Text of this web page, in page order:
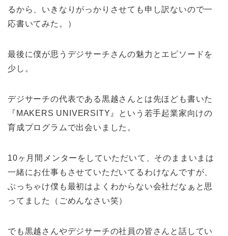
るから、いきなりがっかりさせても申し訳ないので一
応書いてみた。）
最後に僕が思うデジサーチさんの魅力とエピソードを
少し。
デジサーチの代表である黒越さんとは先ほども書いた
『MAKERS UNIVERSITY』という若手起業家向けの
育成プログラムで出会いました。
10ヶ月間メンターをしていただいて、そのままいまは
一緒にお仕事もさせていただいてるわけなんですが、
ぶっちゃけ僕も最初はよくわからない会社だなぁと思
ってました（ごめんなさい笑）
でも黒越さんやデジサーチの社員の皆さんと話してい